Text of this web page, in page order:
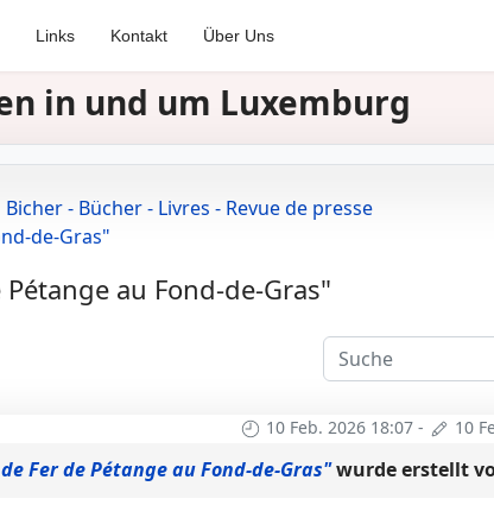
Links Kontakt Über Uns
in und um Luxemburg
Bicher - Bücher - Livres - Revue de presse
de-Gras"
au Fond-de-Gras"
10 Feb. 2026 18:07- 10
Fer de Pétange au Fond-de-Gras"wurde erstellt